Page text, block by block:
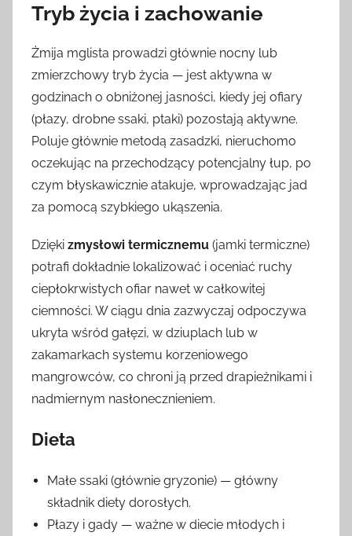
Tryb życia i zachowanie
Żmija mglista prowadzi głównie nocny lub
zmierzchowy tryb życia — jest aktywna w
godzinach o obniżonej jasności, kiedy jej ofiary
(płazy, drobne ssaki, ptaki) pozostają aktywne.
Poluje głównie metodą zasadzki, nieruchomo
oczekując na przechodzący potencjalny łup, po
czym błyskawicznie atakuje, wprowadzając jad
za pomocą szybkiego ukąszenia.
Dzięki zmysłowi termicznemu (jamki termiczne)
potrafi dokładnie lokalizować i oceniać ruchy
ciepłokrwistych ofiar nawet w całkowitej
ciemności. W ciągu dnia zazwyczaj odpoczywa
ukryta wśród gałęzi, w dziuplach lub w
zakamarkach systemu korzeniowego
mangrowców, co chroni ją przed drapieżnikami i
nadmiernym nasłonecznieniem.
Dieta
Małe ssaki (głównie gryzonie) — główny
składnik diety dorosłych.
Płazy i gady — ważne w diecie młodych i